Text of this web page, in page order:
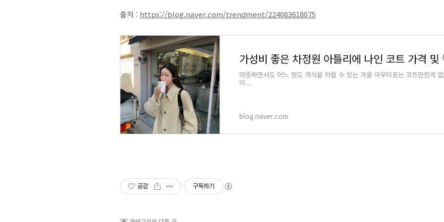
출처 : https://blog.naver.com/trendment/224083618075
따뜻하면서도 어느 정도 격식을 차릴 수 있는 겨울 아우터로는 코트만한게
이...
blog.naver.com
공감 구독하기